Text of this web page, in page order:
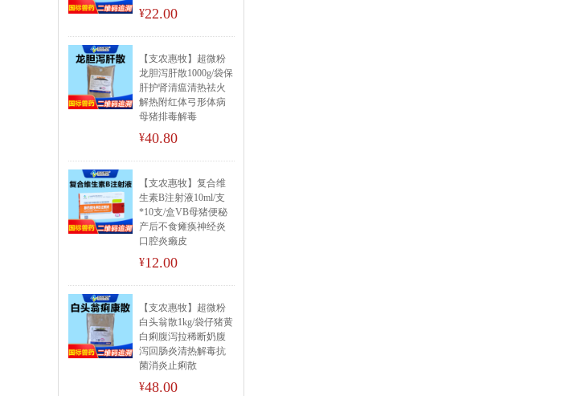
¥22.00
【支农惠牧】超微粉
龙胆泻肝散1000g/袋保
肝护肾清瘟清热祛火
解热附红体弓形体病
母猪排毒解毒
¥40.80
【支农惠牧】复合维
生素B注射液10ml/支
*10支/盒VB母猪便秘
产后不食瘫痪神经炎
口腔炎癞皮
¥12.00
【支农惠牧】超微粉
白头翁散1kg/袋仔猪黄
白痢腹泻拉稀断奶腹
泻回肠炎清热解毒抗
菌消炎止痢散
¥48.00